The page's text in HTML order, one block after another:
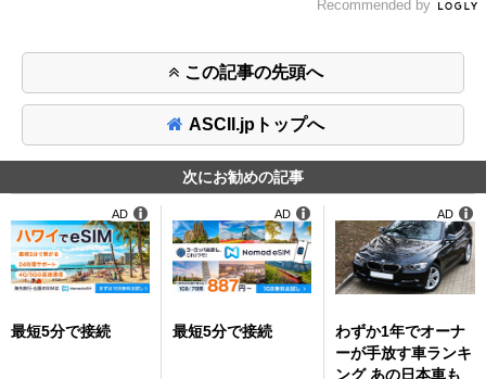
Recommended by
この記事の先頭へ
ASCII.jpトップへ
次にお勧めの記事
最短5分で接続
AD
最短5分で接続
AD
わずか1年でオーナ
ーが手放す車ランキ
ング あの日本車も
AD